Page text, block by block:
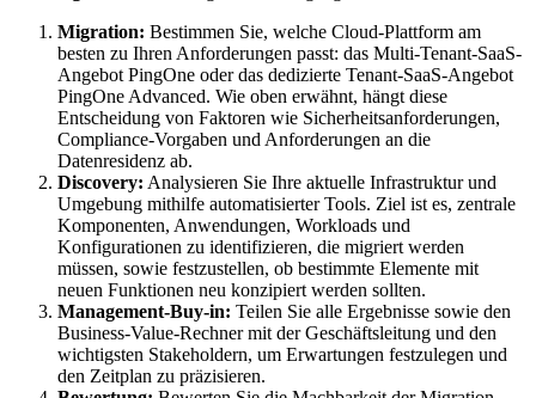
Migration: Bestimmen Sie, welche Cloud-Plattform am
besten zu Ihren Anforderungen passt: das Multi-Tenant-SaaS-
Angebot PingOne oder das dedizierte Tenant-SaaS-Angebot
PingOne Advanced. Wie oben erwähnt, hängt diese
Entscheidung von Faktoren wie Sicherheitsanforderungen,
Compliance-Vorgaben und Anforderungen an die
Datenresidenz ab.
Discovery: Analysieren Sie Ihre aktuelle Infrastruktur und
Umgebung mithilfe automatisierter Tools. Ziel ist es, zentrale
Komponenten, Anwendungen, Workloads und
Konfigurationen zu identifizieren, die migriert werden
müssen, sowie festzustellen, ob bestimmte Elemente mit
neuen Funktionen neu konzipiert werden sollten.
Management-Buy-in: Teilen Sie alle Ergebnisse sowie den
Business-Value-Rechner mit der Geschäftsleitung und den
wichtigsten Stakeholdern, um Erwartungen festzulegen und
den Zeitplan zu präzisieren.